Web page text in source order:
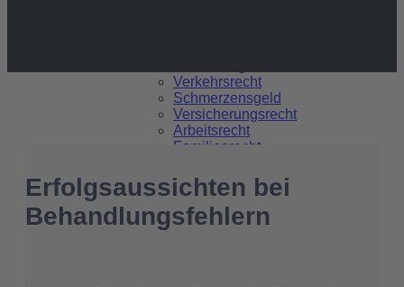
Verkehrsrecht
Schmerzensgeld
Versicherungsrecht
Arbeitsrecht
Familienrecht
Kanzlei
Erfolgsaussichten bei
Behandlungsfehlern